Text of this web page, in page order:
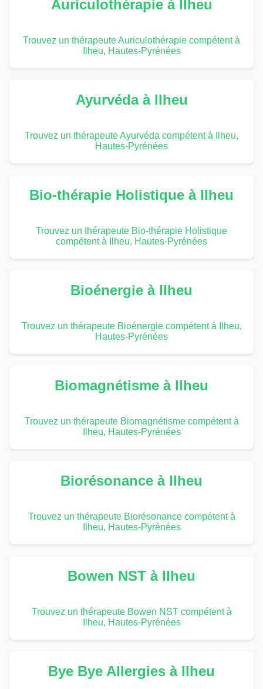
Auriculothérapie à Ilheu
Trouvez un thérapeute Auriculothérapie compétent à
Ilheu, Hautes-Pyrénées
Ayurvéda à Ilheu
Trouvez un thérapeute Ayurvéda compétent à Ilheu,
Hautes-Pyrénées
Bio-thérapie Holistique à Ilheu
Trouvez un thérapeute Bio-thérapie Holistique
compétent à Ilheu, Hautes-Pyrénées
Bioénergie à Ilheu
Trouvez un thérapeute Bioénergie compétent à Ilheu,
Hautes-Pyrénées
Biomagnétisme à Ilheu
Trouvez un thérapeute Biomagnétisme compétent à
Ilheu, Hautes-Pyrénées
Biorésonance à Ilheu
Trouvez un thérapeute Biorésonance compétent à
Ilheu, Hautes-Pyrénées
Bowen NST à Ilheu
Trouvez un thérapeute Bowen NST compétent à
Ilheu, Hautes-Pyrénées
Bye Bye Allergies à Ilheu